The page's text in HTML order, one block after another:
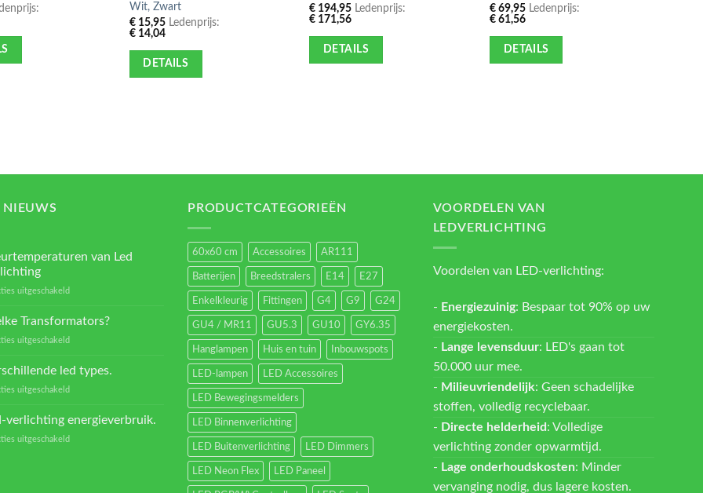
Wit, Zwart
€15,95Ledenprijs:
€14,04
DETAILS
€ 194,95 Ledenprijs:
€ 171,56
DETAILS
€ 69,95 Ledenprijs:
€ 61,56
DETAILS
NIEUWS
van Led
uitgeschakeldvoor
verlichting
Transformators?
uitgeschakeldvoor
Transformators?
led types.
uitgeschakeldvoor
verlichting energieverbruik.
uitgeschakeldvoor
PRODUCTCATEGORIEËN
60x60 cm Accessoires AR111
Batterijen Breedstralers E14 E27
Enkelkleurig Fittingen G4 G9 G24
GU4 / MR11 GU5.3 GU10 GY6.35
Hanglampen Huis en tuin Inbouwspots
LED-lampen LED Accessoires
LED Bewegingsmelders
LED Binnenverlichting
LED Buitenverlichting LED Dimmers
LED Neon Flex LED Paneel
VOORDELEN VAN
LEDVERLICHTING
Voordelen van LED-verlichting:
- Energiezuinig: Bespaar tot 90% op uw
energiekosten.
- Lange levensduur: LED's gaan tot
50.000 uur mee.
- Milieuvriendelijk: Geen schadelijke
stoffen, volledig recyclebaar.
- Directe helderheid : Volledige
verlichting zonder opwarmtijd.
- Lage onderhoudskosten: Minder
vervanging nodig, dus lagere kosten.